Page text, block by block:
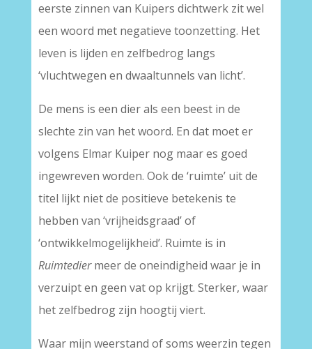
eerste zinnen van Kuipers dichtwerk zit wel
een woord met negatieve toonzetting. Het
leven is lijden en zelfbedrog langs
‘vluchtwegen en dwaaltunnels van licht’.
De mens is een dier als een beest in de
slechte zin van het woord. En dat moet er
volgens Elmar Kuiper nog maar es goed
ingewreven worden. Ook de ‘ruimte’ uit de
titel lijkt niet de positieve betekenis te
hebben van ‘vrijheidsgraad’ of
‘ontwikkelmogelijkheid’. Ruimte is in
Ruimtediermeer de oneindigheid waar je in
verzuipt en geen vat op krijgt. Sterker, waar
het zelfbedrog zijn hoogtij viert.
Waar mijn weerstand of soms weerzin tegen